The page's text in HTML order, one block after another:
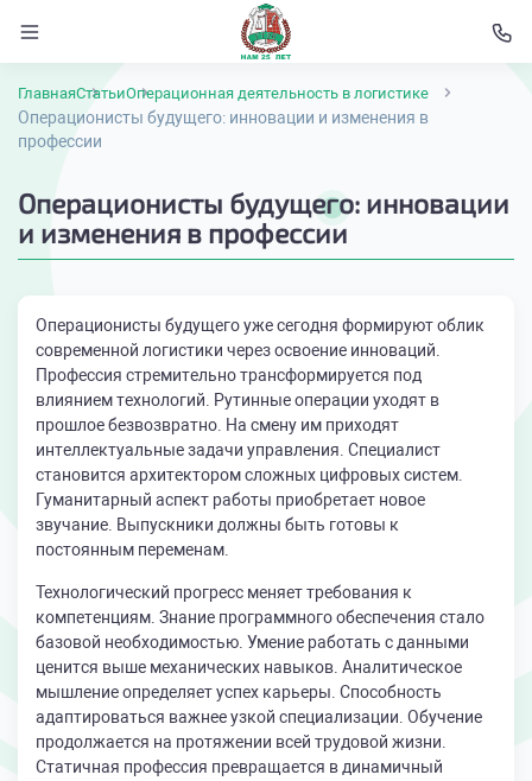
ГлавнаяСтатьиОперационная деятельность в логистике
Операционисты будущего: инновации и изменения в
профессии
Операционисты будущего: инновации
и изменения в профессии
Операционисты будущего уже сегодня формируют облик
современной логистики через освоение инноваций.
Профессия стремительно трансформируется под
влиянием технологий. Рутинные операции уходят в
прошлое безвозвратно. На смену им приходят
интеллектуальные задачи управления. Специалист
становится архитектором сложных цифровых систем.
Гуманитарный аспект работы приобретает новое
звучание. Выпускники должны быть готовы к
постоянным переменам.
Технологический прогресс меняет требования к
компетенциям. Знание программного обеспечения стало
базовой необходимостью. Умение работать с данными
ценится выше механических навыков. Аналитическое
мышление определяет успех карьеры. Способность
адаптироваться важнее узкой специализации. Обучение
продолжается на протяжении всей трудовой жизни.
Статичная профессия превращается в динамичный